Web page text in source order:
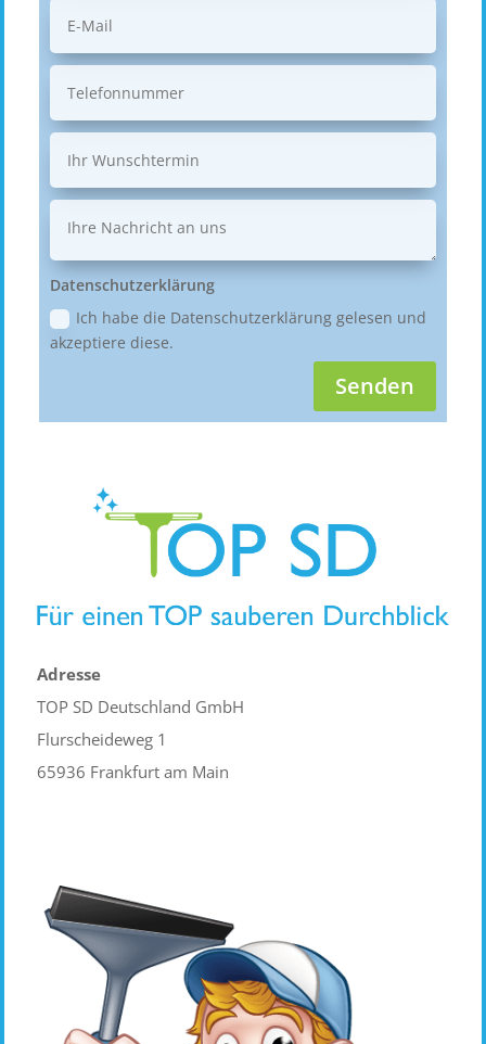
Datenschutzerklärung
Ich habe die Datenschutzerklärung gelesen und
akzeptiere diese.
Senden
Adresse
TOP SD Deutschland GmbH
Flurscheideweg 1
65936 Frankfurt am Main